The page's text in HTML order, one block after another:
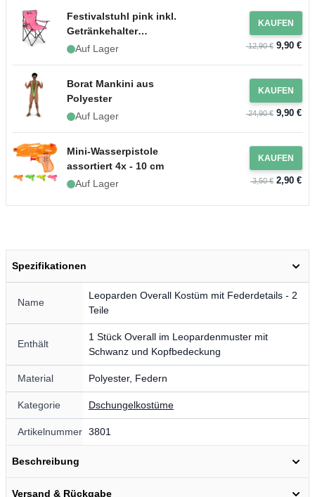
Festivalstuhl pink inkl.
Getränkehalter
Campingstuhl
Auf Lager
KAUFEN
12,90 €9,90 €
Borat Mankini aus
Polyester
Auf Lager
KAUFEN
24,90 €9,90 €
Mini-Wasserpistole
assortiert 4x - 10 cm
Auf Lager
KAUFEN
3,50 €2,90 €
Spezifikationen
Name
Leoparden Overall Kostüm mit Federdetails - 2
Teile
Enthält
1 Stück Overall im Leopardenmuster mit
Schwanz und Kopfbedeckung
Material Polyester, Federn
Kategorie Dschungelkostüme
Artikelnummer 3801
Beschreibung
Versand & Rückgabe